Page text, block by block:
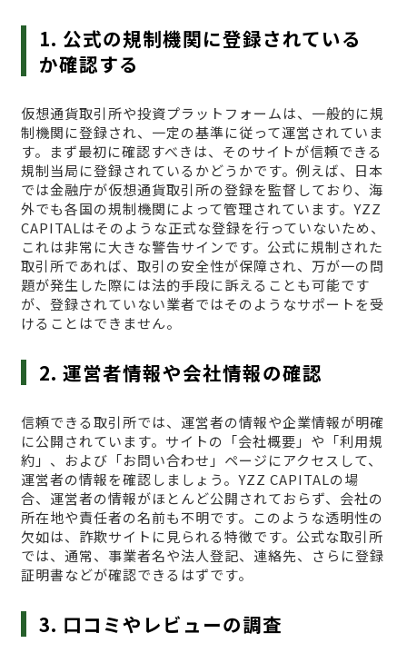
1. 公式の規制機関に登録されている
か確認する
仮想通貨取引所や投資プラットフォームは、一般的に規
制機関に登録され、一定の基準に従って運営されていま
す。まず最初に確認すべきは、そのサイトが信頼できる
規制当局に登録されているかどうかです。例えば、日本
では金融庁が仮想通貨取引所の登録を監督しており、海
外でも各国の規制機関によって管理されています。YZZ
CAPITALはそのような正式な登録を行っていないため、
これは非常に大きな警告サインです。公式に規制された
取引所であれば、取引の安全性が保障され、万が一の問
題が発生した際には法的手段に訴えることも可能です
が、登録されていない業者ではそのようなサポートを受
けることはできません。
2. 運営者情報や会社情報の確認
信頼できる取引所では、運営者の情報や企業情報が明確
に公開されています。サイトの「会社概要」や「利用規
約」、および「お問い合わせ」ページにアクセスして、
運営者の情報を確認しましょう。YZZ CAPITALの場
合、運営者の情報がほとんど公開されておらず、会社の
所在地や責任者の名前も不明です。このような透明性の
欠如は、詐欺サイトに見られる特徴です。公式な取引所
では、通常、事業者名や法人登記、連絡先、さらに登録
証明書などが確認できるはずです。
3. 口コミやレビューの調査